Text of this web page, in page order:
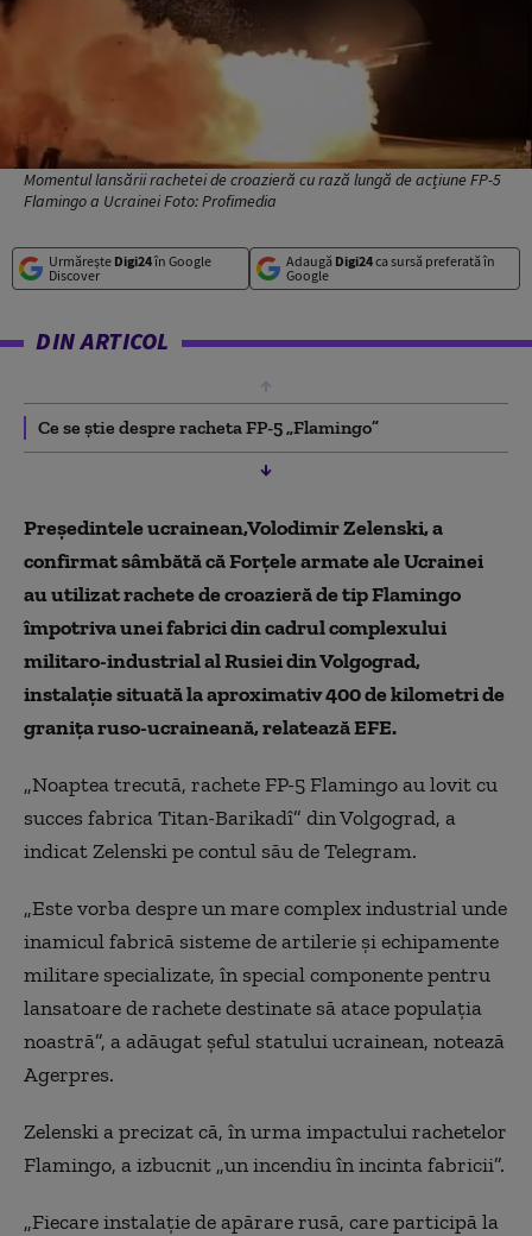
Momentul lansării rachetei de croazieră cu rază lungă de acțiune FP-5
Flamingo a Ucrainei Foto: Profimedia
Urmărește Digi24în Google
Discover
Adaugă Digi24ca sursă preferată în
Google
DIN ARTICOL
Ce se știe despre racheta FP-5 „Flamingo”
Preşedintele ucrainean,Volodimir Zelenski, a
confirmat sâmbătă că Forţele armate ale Ucrainei
au utilizat rachete de croazieră de tip Flamingo
împotriva unei fabrici din cadrul complexului
militaro-industrial al Rusiei din Volgograd,
instalaţie situată la aproximativ 400 de kilometri de
graniţa ruso-ucraineană, relatează EFE.
„Noaptea trecută, rachete FP-5 Flamingo au lovit cu
succes fabrica Titan-Barikadî” din Volgograd, a
indicat Zelenski pe contul său de Telegram.
„Este vorba despre un mare complex industrial unde
inamicul fabrică sisteme de artilerie şi echipamente
militare specializate, în special componente pentru
lansatoare de rachete destinate să atace populaţia
noastră”, a adăugat şeful statului ucrainean, notează
Agerpres.
Zelenski a precizat că, în urma impactului rachetelor
Flamingo, a izbucnit „un incendiu în incinta fabricii”.
„Fiecare instalaţie de apărare rusă, care participă la